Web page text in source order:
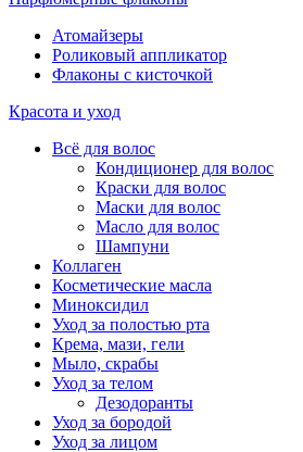
Атомайзеры
Роликовый аппликатор
Флаконы с кисточкой
Красота и уход
Всё для волос
Кондиционер для волос
Краски для волос
Маски для волос
Масло для волос
Шампуни
Коллаген
Косметические масла
Миноксидил
Уход за полостью рта
Крема, мази, гели
Мыло, скрабы
Уход за телом
Дезодоранты
Уход за бородой
Уход за лицом